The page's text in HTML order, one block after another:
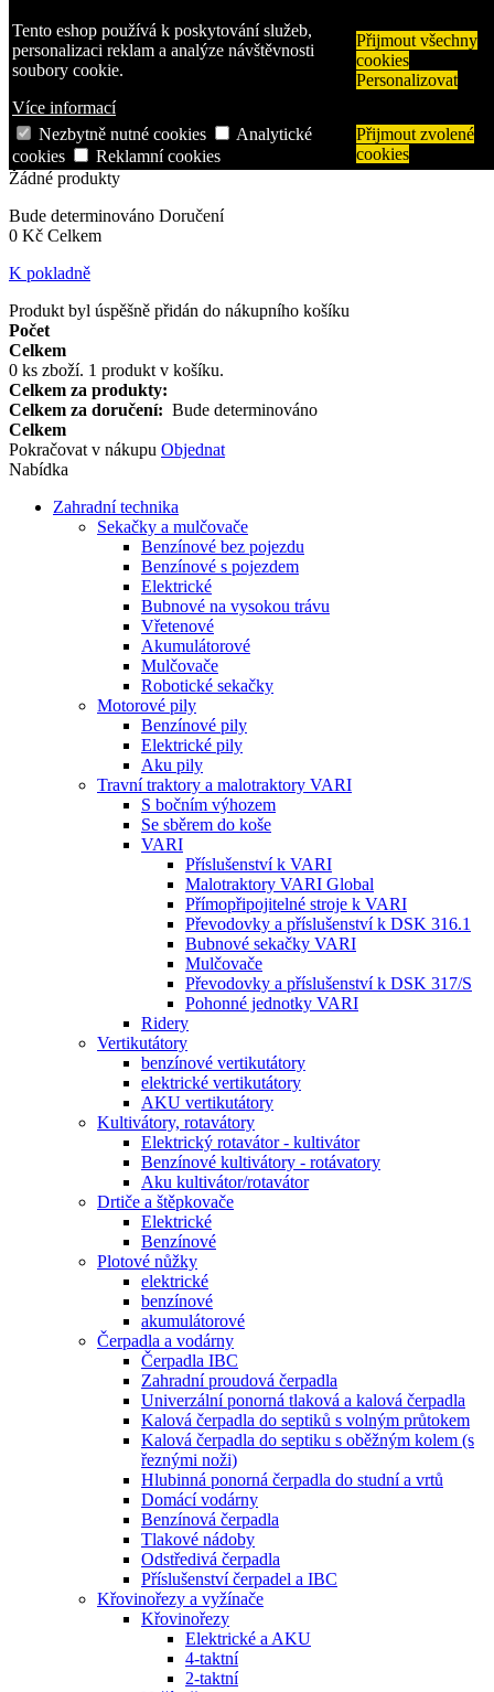
Tento eshop používá k poskytování služeb,
personalizaci reklam a analýze návštěvnosti
soubory cookie.
Více informací
Přijmout všechny
cookies
Personalizovat
Nezbytně nutné cookies
Analytické
cookies
Reklamní cookies
Přijmout zvolené
cookies
Přihlásit se
Napište nám
Zavolejte nám:608 963 288
Košík 0 x Produkty (prázdný)
Žádné produkty
Bude determinováno Doručení
0 Kč Celkem
K pokladně
Produkt byl úspěšně přidán do nákupního košíku
Počet
Celkem
0 ks zboží. 1 produkt v košíku.
Celkem za produkty:
Celkem za doručení: Bude determinováno
Celkem
Pokračovat v nákupu Objednat
Nabídka
Zahradní technika
Sekačky a mulčovače
Benzínové bez pojezdu
Benzínové s pojezdem
Elektrické
Bubnové na vysokou trávu
Vřetenové
Akumulátorové
Mulčovače
Robotické sekačky
Motorové pily
Benzínové pily
Elektrické pily
Aku pily
Travní traktory a malotraktory VARI
S bočním výhozem
Se sběrem do koše
VARI
Příslušenství k VARI
Malotraktory VARI Global
Přímopřipojitelné stroje k VARI
Převodovky a příslušenství k DSK 316.1
Bubnové sekačky VARI
Mulčovače
Převodovky a příslušenství k DSK 317/S
Pohonné jednotky VARI
Ridery
Vertikutátory
benzínové vertikutátory
elektrické vertikutátory
AKU vertikutátory
Kultivátory, rotavátory
Elektrický rotavátor - kultivátor
Benzínové kultivátory - rotávatory
Aku kultivátor/rotavátor
Drtiče a štěpkovače
Elektrické
Benzínové
Plotové nůžky
elektrické
benzínové
akumulátorové
Čerpadla a vodárny
Čerpadla IBC
Zahradní proudová čerpadla
Univerzální ponorná tlaková a kalová čerpadla
Kalová čerpadla do septiků s volným průtokem
Kalová čerpadla do septiku s oběžným kolem (s
řeznými noži)
Hlubinná ponorná čerpadla do studní a vrtů
Domácí vodárny
Benzínová čerpadla
Tlakové nádoby
Odstředivá čerpadla
Příslušenství čerpadel a IBC
Křovinořezy a vyžínače
Křovinořezy
Elektrické a AKU
4-taktní
2-taktní